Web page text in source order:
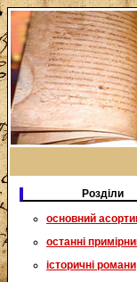
Розділи
основний
останні
історичні романи